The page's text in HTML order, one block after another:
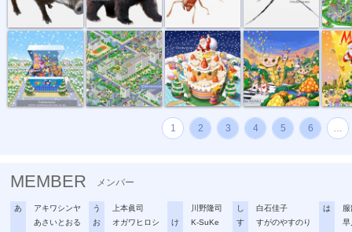
トイザラスポ... マンション・... サンタとクリ... 音楽会のパレ... メリ
1 2 3 4 5 6 …
MEMBER メンバー
あ
アキワシンヤ
あさいとおる
う
上本眞司
お
オガワヒロシ
川野隆司
け
K-SuKe
し
白石佳子
す
すがのやすのり
は
早